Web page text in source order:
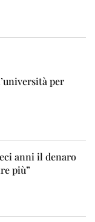
per
anni il denaro
più”